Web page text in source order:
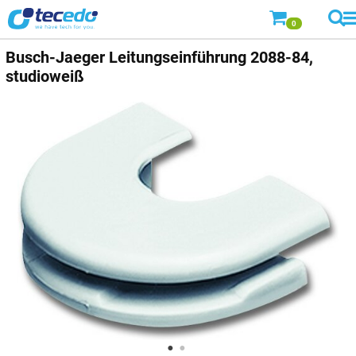
0
Busch-Jaeger Leitungseinführung 2088-84,
studioweiß